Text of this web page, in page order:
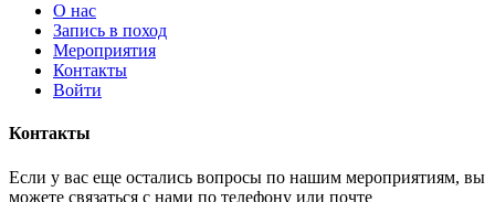
О нас
Запись в поход
Мероприятия
Контакты
Войти
Контакты
Если у вас еще остались вопросы по нашим мероприятиям, вы
можете связаться с нами по телефону или почте